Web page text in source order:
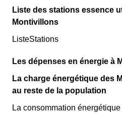
Liste des stations essence
Montivillons
ListeStations
Les dépenses en énergie à
La charge énergétique des
au reste de la population
La consommation